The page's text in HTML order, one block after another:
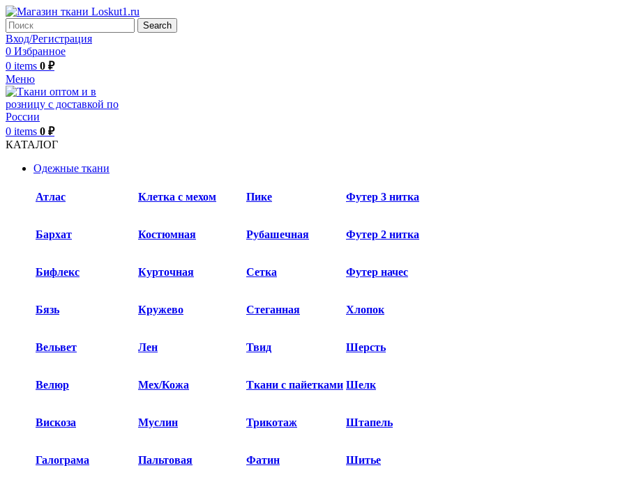
Search
Вход/Регистрация
0 Избранное
0 items 0 ₽
Меню
0 items 0 ₽
КАТАЛОГ
Одежные ткани
Атлас Клетка с мехом Пике Футер 3 нитка
Бархат​ Костюмная Рубашечная Футер 2 нитка
Бифлекс Курточная Сетка Футер начес
Бязь Кружево Стеганная Хлопок
Вельвет Лен Твид Шерсть
Велюр Мех/Кожа Ткани с пайетками Шелк
Вискоза Муслин Трикотаж Штапель
Галограма Пальтовая Фатин Шитье